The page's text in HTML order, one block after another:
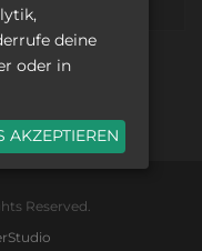
Reserved.
deine
oder in
AKZEPTIEREN